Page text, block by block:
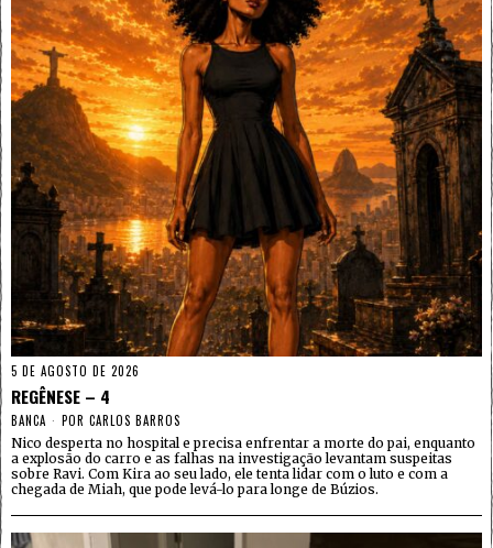
5 DE AGOSTO DE 2026
REGÊNESE – 4
BANCA POR CARLOS BARROS
Nico desperta no hospital e precisa enfrentar a morte do pai, enquanto
a explosão do carro e as falhas na investigação levantam suspeitas
sobre Ravi. Com Kira ao seu lado, ele tenta lidar com o luto e com a
chegada de Miah, que pode levá-lo para longe de Búzios.